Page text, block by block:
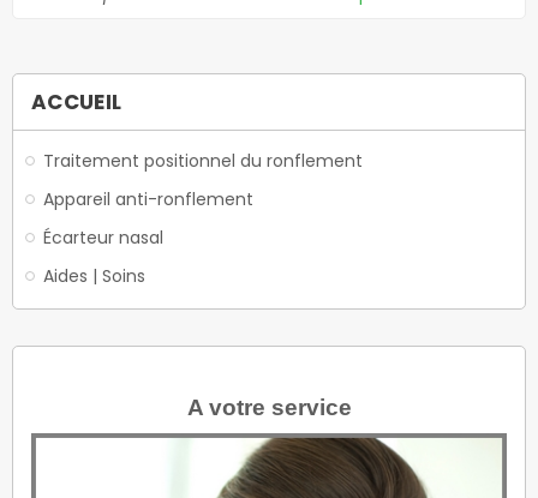
ACCUEIL
Traitement positionnel du ronflement
Appareil anti-ronflement
Écarteur nasal
Aides | Soins
A votre service